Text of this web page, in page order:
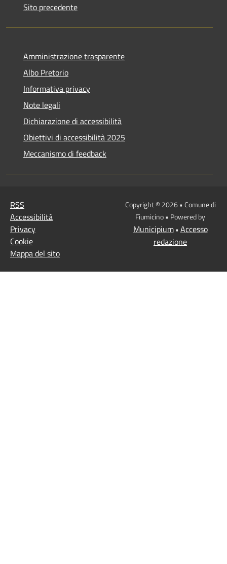
Sito precedente
Amministrazione trasparente
Albo Pretorio
Informativa privacy
Note legali
Dichiarazione di accessibilità
Obiettivi di accessibilità 2025
Meccanismo di feedback
RSS
Accessibilità
Privacy
Cookie
Mappa del sito
Copyright © 2026 • Comune di
Fiumicino • Powered by
Municipium• Accesso
redazione